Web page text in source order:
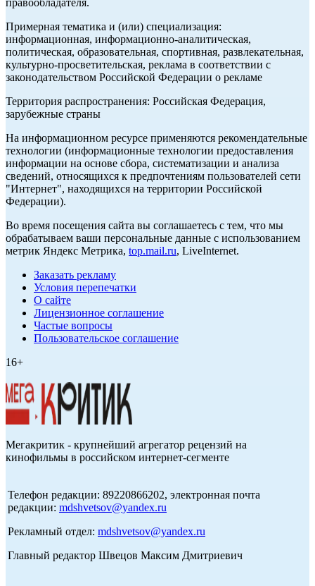
правообладателя.
Примерная тематика и (или) специализация:
информационная, информационно-аналитическая,
политическая, образовательная, спортивная, развлекательная,
культурно-просветительская, реклама в соответствии с
законодательством Российской Федерации о рекламе
Территория распространения: Российская Федерация,
зарубежные страны
На информационном ресурсе применяются рекомендательные
технологии (информационные технологии предоставления
информации на основе сбора, систематизации и анализа
сведений, относящихся к предпочтениям пользователей сети
"Интернет", находящихся на территории Российской
Федерации).
Во время посещения сайта вы соглашаетесь с тем, что мы
обрабатываем ваши персональные данные с использованием
метрик Яндекс Метрика, top.mail.ru, LiveInternet.
Заказать рекламу
Условия перепечатки
О сайте
Лицензионное соглашение
Частые вопросы
Пользовательское соглашение
16+
Мегакритик - крупнейший агрегатор рецензий на
кинофильмы в российском интернет-сегменте
Телефон редакции: 89220866202, электронная почта
редакции: mdshvetsov@yandex.ru
Рекламный отдел: mdshvetsov@yandex.ru
Главный редактор Швецов Максим Дмитриевич